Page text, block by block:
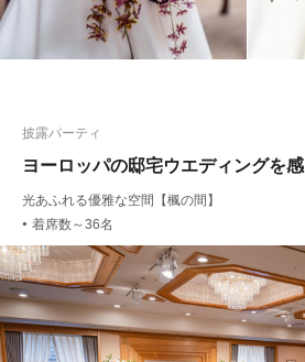
ヨーロッパの邸宅ウエディングを
披露パーティ
光あふれる優雅な空間【楓の間】
● 着席数～36名